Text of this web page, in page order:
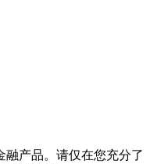
融产品。请仅在您充分了